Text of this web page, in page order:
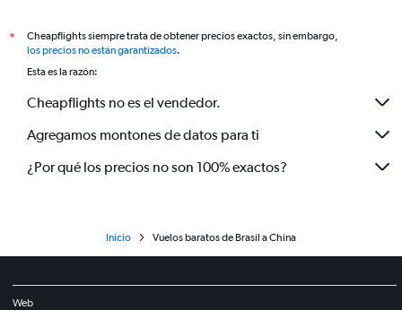
*
Cheapflights siempre trata de obtener precios exactos, sin embargo,
los precios no están garantizados.
Esta es la razón:
Cheapflights no es el vendedor.
Agregamos montones de datos para ti
¿Por qué los precios no son 100% exactos?
Inicio Vuelos baratos de Brasil a China
Web